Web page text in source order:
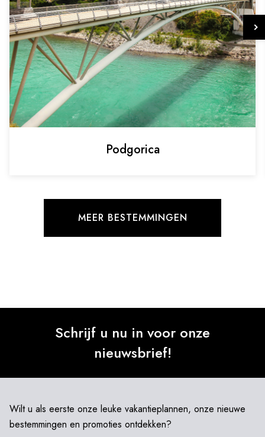
Podgorica
MEER BESTEMMINGEN
Schrijf u nu in voor onze
nieuwsbrief!
Wilt u als eerste onze leuke vakantieplannen, onze nieuwe
bestemmingen en promoties ontdekken?